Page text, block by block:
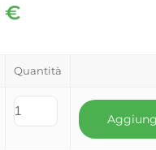
€
Quantità